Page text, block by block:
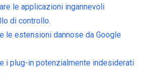
le applicazioni ingannevoli
di controllo.
le estensioni dannose da Google
i plug-in potenzialmente indesiderati